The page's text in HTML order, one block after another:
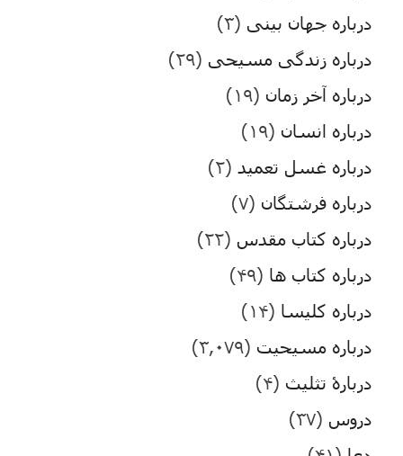
درباره جهان بینی (۳)
درباره زندگی مسیحی (۲۹)
درباره آخر زمان (۱۹)
درباره انسان (۱۹)
درباره غسل تعمید (۲)
درباره فرشتگان (۷)
درباره کتاب مقدس (۲۲)
درباره کتاب ها (۴۹)
درباره کلیسا (۱۴)
درباره مسیحیت (۳,۰۷۹)
دربارۀ تثلیث (۴)
دروس (۳۷)